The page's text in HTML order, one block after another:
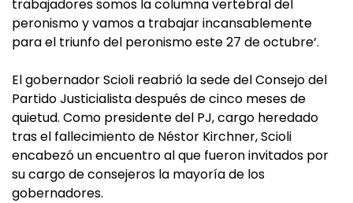
trabajadores somos la columna vertebral del
peronismo y vamos a trabajar incansablemente
para el triunfo del peronismo este 27 de octubre‘.
El gobernador Scioli reabrió la sede del Consejo del
Partido Justicialista después de cinco meses de
quietud. Como presidente del PJ, cargo heredado
tras el fallecimiento de Néstor Kirchner, Scioli
encabezó un encuentro al que fueron invitados por
su cargo de consejeros la mayoría de los
gobernadores.